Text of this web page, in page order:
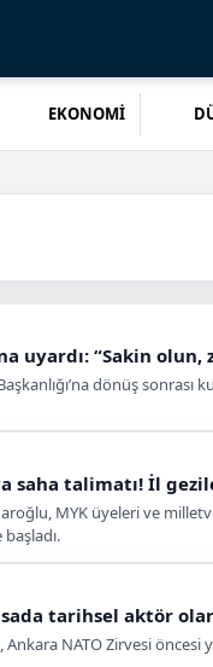
EKONOMİ
uyardı: “Sakin
dönüş
saha talimatı! İl
MYK üyeleri ve
tarihsel aktör
Ankara NATO Zirvesi